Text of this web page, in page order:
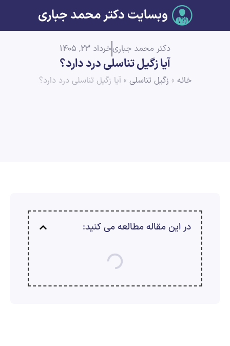
وبسایت دکتر محمد جباری
دکتر محمد جباریخرداد 23, 1405
آیا زگیل تناسلی درد دارد؟
خانه » زگیل تناسلی »آیا زگیل تناسلی درد دارد؟
در این مقاله مطالعه می کنید:
ارسال